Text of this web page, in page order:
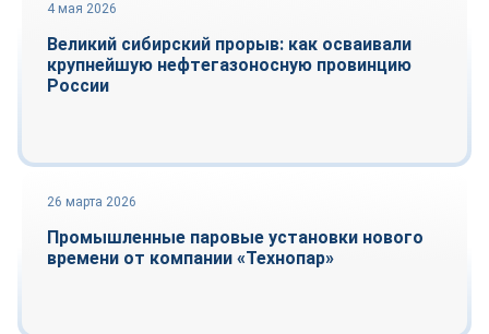
4 мая 2026
Великий сибирский прорыв: как осваивали
крупнейшую нефтегазоносную провинцию
России
Репортаж
26 марта 2026
Промышленные паровые установки нового
времени от компании «Технопар»